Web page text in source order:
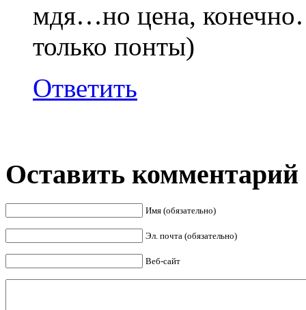
мдя…но цена,
только понты)
Ответить
Оставить комментарий
Имя (обязательно)
Эл. почта (обязательно)
Веб-сайт